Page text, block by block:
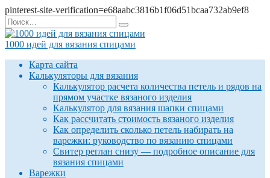
pinterest-site-verification=e68aabc3816b1f06d51bcaa732ab9ef8
Перейти
к
содержанию
Search
for:
1000 идей для вязания спицами
Карта сайта
Калькуляторы для вязания
Калькулятор расчета количества петель и рядов на
прямом участке вязаного изделия
Калькулятор для вязания шапки спицами
Как рассчитать стоимость вязаного изделия
Как определить сколько петель набирать на
варежки: руководство по вязанию спицами
Свитер реглан снизу — подробное описание для
вязания спицами
Варежки